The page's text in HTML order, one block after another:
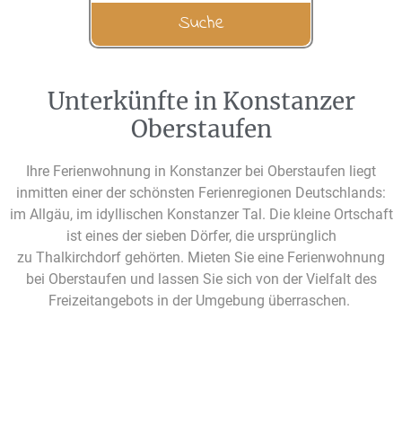
Unterkünfte in Konstanzer
Oberstaufen
Ihre Ferienwohnung in Konstanzer bei Oberstaufen liegt
inmitten einer der schönsten Ferienregionen Deutschlands:
im Allgäu, im idyllischen Konstanzer Tal. Die kleine Ortschaft
ist eines der sieben Dörfer, die ursprünglich
zu Thalkirchdorf gehörten. Mieten Sie eine Ferienwohnung
bei Oberstaufen und lassen Sie sich von der Vielfalt des
Freizeitangebots in der Umgebung überraschen.